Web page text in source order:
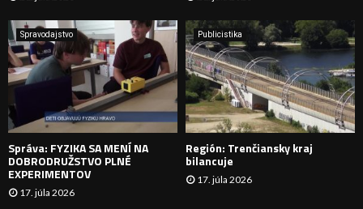
A
N
I
E
Spravodajstvo
Správa: FYZIKA SA MENÍ NA
DOBRODRUŽSTVO PLNÉ
EXPERIMENTOV
17. júla 2026
Publicistika
Región: Trenčiansky kraj
bilancuje
17. júla 2026